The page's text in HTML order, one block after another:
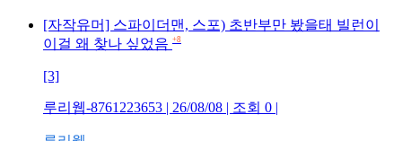
[자작유머] 스파이더맨, 스포) 초반부만 봤을태 빌런이
이걸 왜 찾나 싶었음 +8
[3]
루리웹-8761223653 | 26/08/08 | 조회 0 |